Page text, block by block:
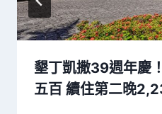
墾丁凱撒39週年慶
五百 續住第二晚